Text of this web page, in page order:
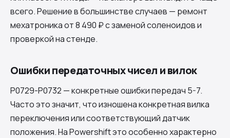
всего. Решение в большинстве случаев — ремонт
мехатроника от 8 490 ₽ с заменой соленоидов и
проверкой на стенде.
Ошибки передаточных чисел и вилок
P0729-P0732 — конкретные ошибки передач 5-7.
Часто это значит, что изношена конкретная вилка
переключения или соответствующий датчик
положения. На Powershift это особенно характерно